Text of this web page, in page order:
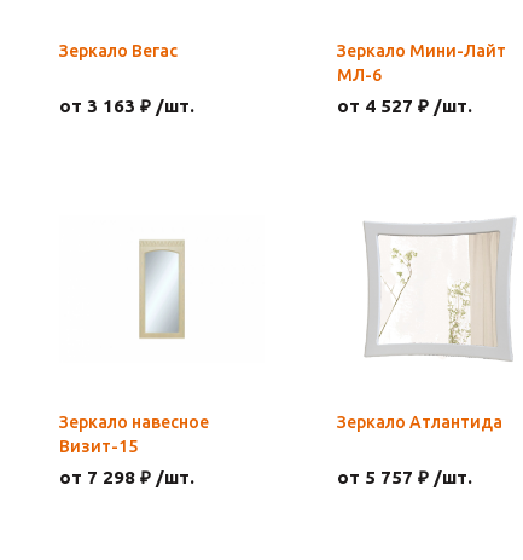
Зеркало Вегас
от 3 163 ₽ /шт.
Зеркало Мини-Лайт
МЛ-6
от 4 527 ₽ /шт.
Зеркало навесное
Визит-15
от 7 298 ₽ /шт.
Зеркало Атлантида
от 5 757 ₽ /шт.